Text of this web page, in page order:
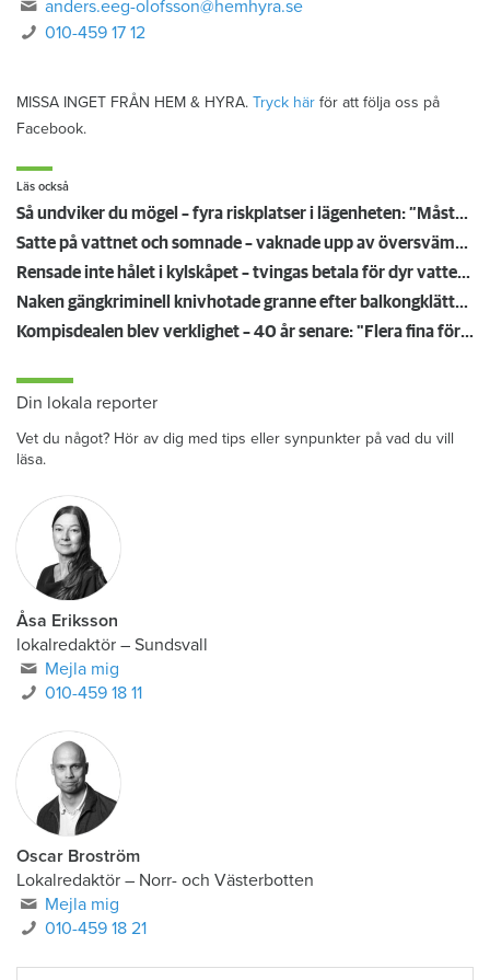
anders.eeg-olofsson@hemhyra.se
010-459 17 12
MISSA INGET FRÅN HEM & HYRA. Tryck här för att följa oss på
Facebook.
Läs också
Så undviker du mögel – fyra riskplatser i lägenheten: ”Måste städa bort”
Satte på vattnet och somnade – vaknade upp av översvämning hos grannen
Rensade inte hålet i kylskåpet – tvingas betala för dyr vattenskada
Naken gängkriminell knivhotade granne efter balkongklättring
Kompisdealen blev verklighet – 40 år senare: "Flera fina fördelar med att dela bostad"
Din lokala reporter
Vet du något? Hör av dig med tips eller synpunkter på vad du vill
läsa.
Åsa Eriksson
lokalredaktör – Sundsvall
Mejla mig
010-459 18 11
Oscar Broström
Lokalredaktör – Norr- och Västerbotten
Mejla mig
010-459 18 21